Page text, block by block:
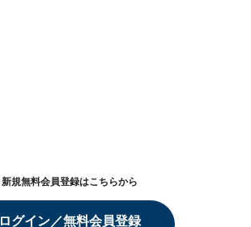
新規無料会員登録はこちらから
ログイン／無料会員登録